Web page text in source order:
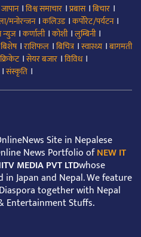
जापान।विश्व समाचार ।प्रबास।बिचार ।
मनोरन्जन।कलिउड।कर्पोरेट/पर्यटन।
।कर्णाली।कोशी।लुम्बिनी।
बिशेष।राशिफल ।बिचित्र।स्वास्थ्य ।बागमती
क्रिकेट।सेयर बजार ।विविध।
।संस्कृति ।
Site in Nepalese
News Portfolio ofNEW IT
MEDIA PVT LTDwhose
Japan and Nepal. We feature
together with Nepal
Entertainment Stuffs.